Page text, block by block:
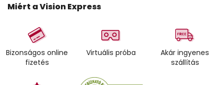
Miért a Vision Express
Bizonságos online
fizetés
Virtuális próba
Akár ingyenes
szállítás